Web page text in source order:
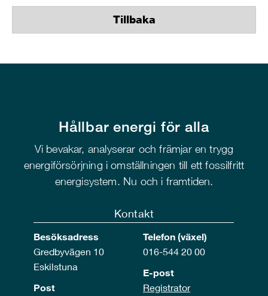
Tillbaka
Hållbar energi för alla
Vi bevakar, analyserar och främjar en trygg
energiförsörjning i omställningen till ett fossilfritt
energisystem. Nu och i framtiden.
Kontakt
Besöksadress
Gredbyvägen 10
Eskilstuna
Post
Telefon (växel)
016-544 20 00
E-post
Registrator